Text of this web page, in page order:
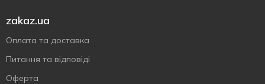
zakaz.ua
Оплата та доставка
Питання та відповіді
Оферта